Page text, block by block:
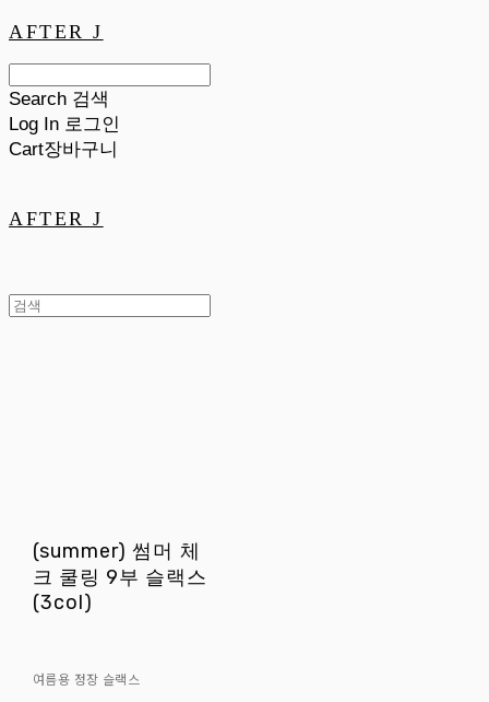
AFTER J
Search 검색
Log In 로그인
Cart장바구니
AFTER J
(summer) 썸머 체
크 쿨링 9부 슬랙스
(3col)
여름용 정장 슬랙스